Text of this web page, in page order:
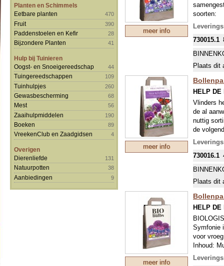
Planten en Schimmels
Eetbare planten
470
Fruit 390
Paddenstoelen en Kefir 28
Bijzondere Planten 41
Hulp bij Tuinieren
Oogst- en Snoeigereedschap
44
Tuingereedschappen 109
Tuinhulpjes 260
Gewasbescherming 68
Mest 56
Zaaihulpmiddelen 190
Boeken 89
VreekenClub en Zaadgidsen 4
Overigen
Dierenliefde
131
Natuurpotten 38
Aanbiedingen 9
meer info
soorten:
Anemone
Crocus
Muscari
Tulipa
730015.1
Plaats dit
meer info
HELP DE
Vlinders
de al
nuttig
de
Allium
Allium
Allium
730016.1
Plaats dit
meer info
HELP DE
Symfonie
voor
Inhoud: